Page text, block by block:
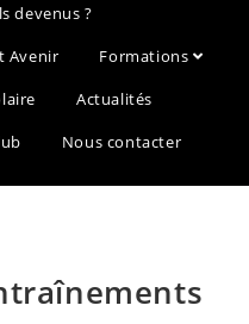
devenus ?
Avenir
Formations
Actualités
Nous contacter